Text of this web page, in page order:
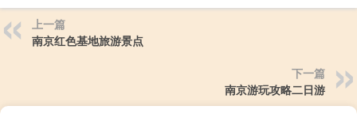
上一篇
南京红色基地旅游景点
下一篇
南京游玩攻略二日游